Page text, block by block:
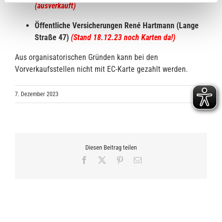
(ausverkauft)
Öffentliche Versicherungen René Hartmann (Lange
Straße 47) (Stand 18.12.23 noch Karten da!)
Aus organisatorischen Gründen kann bei den
Vorverkaufsstellen nicht mit EC-Karte gezahlt werden.
7. Dezember 2023
Diesen Beitrag teilen
Facebook Pinterest
E-